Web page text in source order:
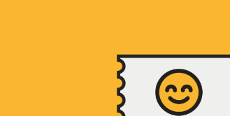
navigasjon
innhold